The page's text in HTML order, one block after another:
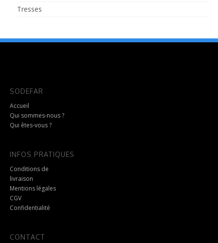
Tresses
SODEFAR
Accueil
Qui sommes-nous ?
Qui êtes-vous ?
INFOS PRATIQUES
Conditions de
livraison
Mentions légales
CGV
Confidentialité
CONTACT